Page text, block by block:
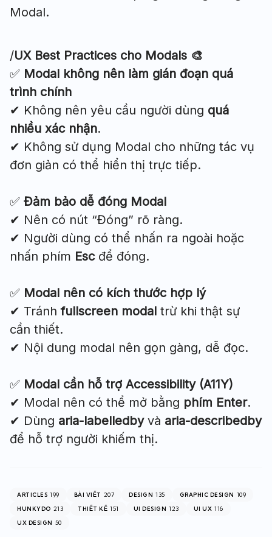
Modal.
/UX Best Practices cho Modals 🎨
✅ Modal không nên làm gián đoạn quá
trình chính
✔ Không nên yêu cầu người dùng quá
nhiều xác nhận.
✔ Không sử dụng Modal cho những tác vụ
đơn giản có thể hiển thị trực tiếp.
✅ Đảm bảo dễ đóng Modal
✔ Nên có nút “Đóng” rõ ràng.
✔ Người dùng có thể nhấn ra ngoài hoặc
nhấn phím Escđể đóng.
✅ Modal nên có kích thước hợp lý
✔ Tránhfullscreen modal trừ khi thật sự
cần thiết.
✔ Nội dung modal nên gọn gàng, dễ đọc.
✅ Modal cần hỗ trợ Accessibility (A11Y)
✔ Modal nên có thể mở bằng phím Enter.
✔ Dùng aria-labelledbyvà aria-describedby
để hỗ trợ người khiếm thị.
ARTICLES 199 BÀI VIẾT 207 DESIGN 135 GRAPHIC DESIGN 109
HUNKYDO 213 THIẾT KẾ 151 UI DESIGN 123 UI UX 116
UX DESIGN 50